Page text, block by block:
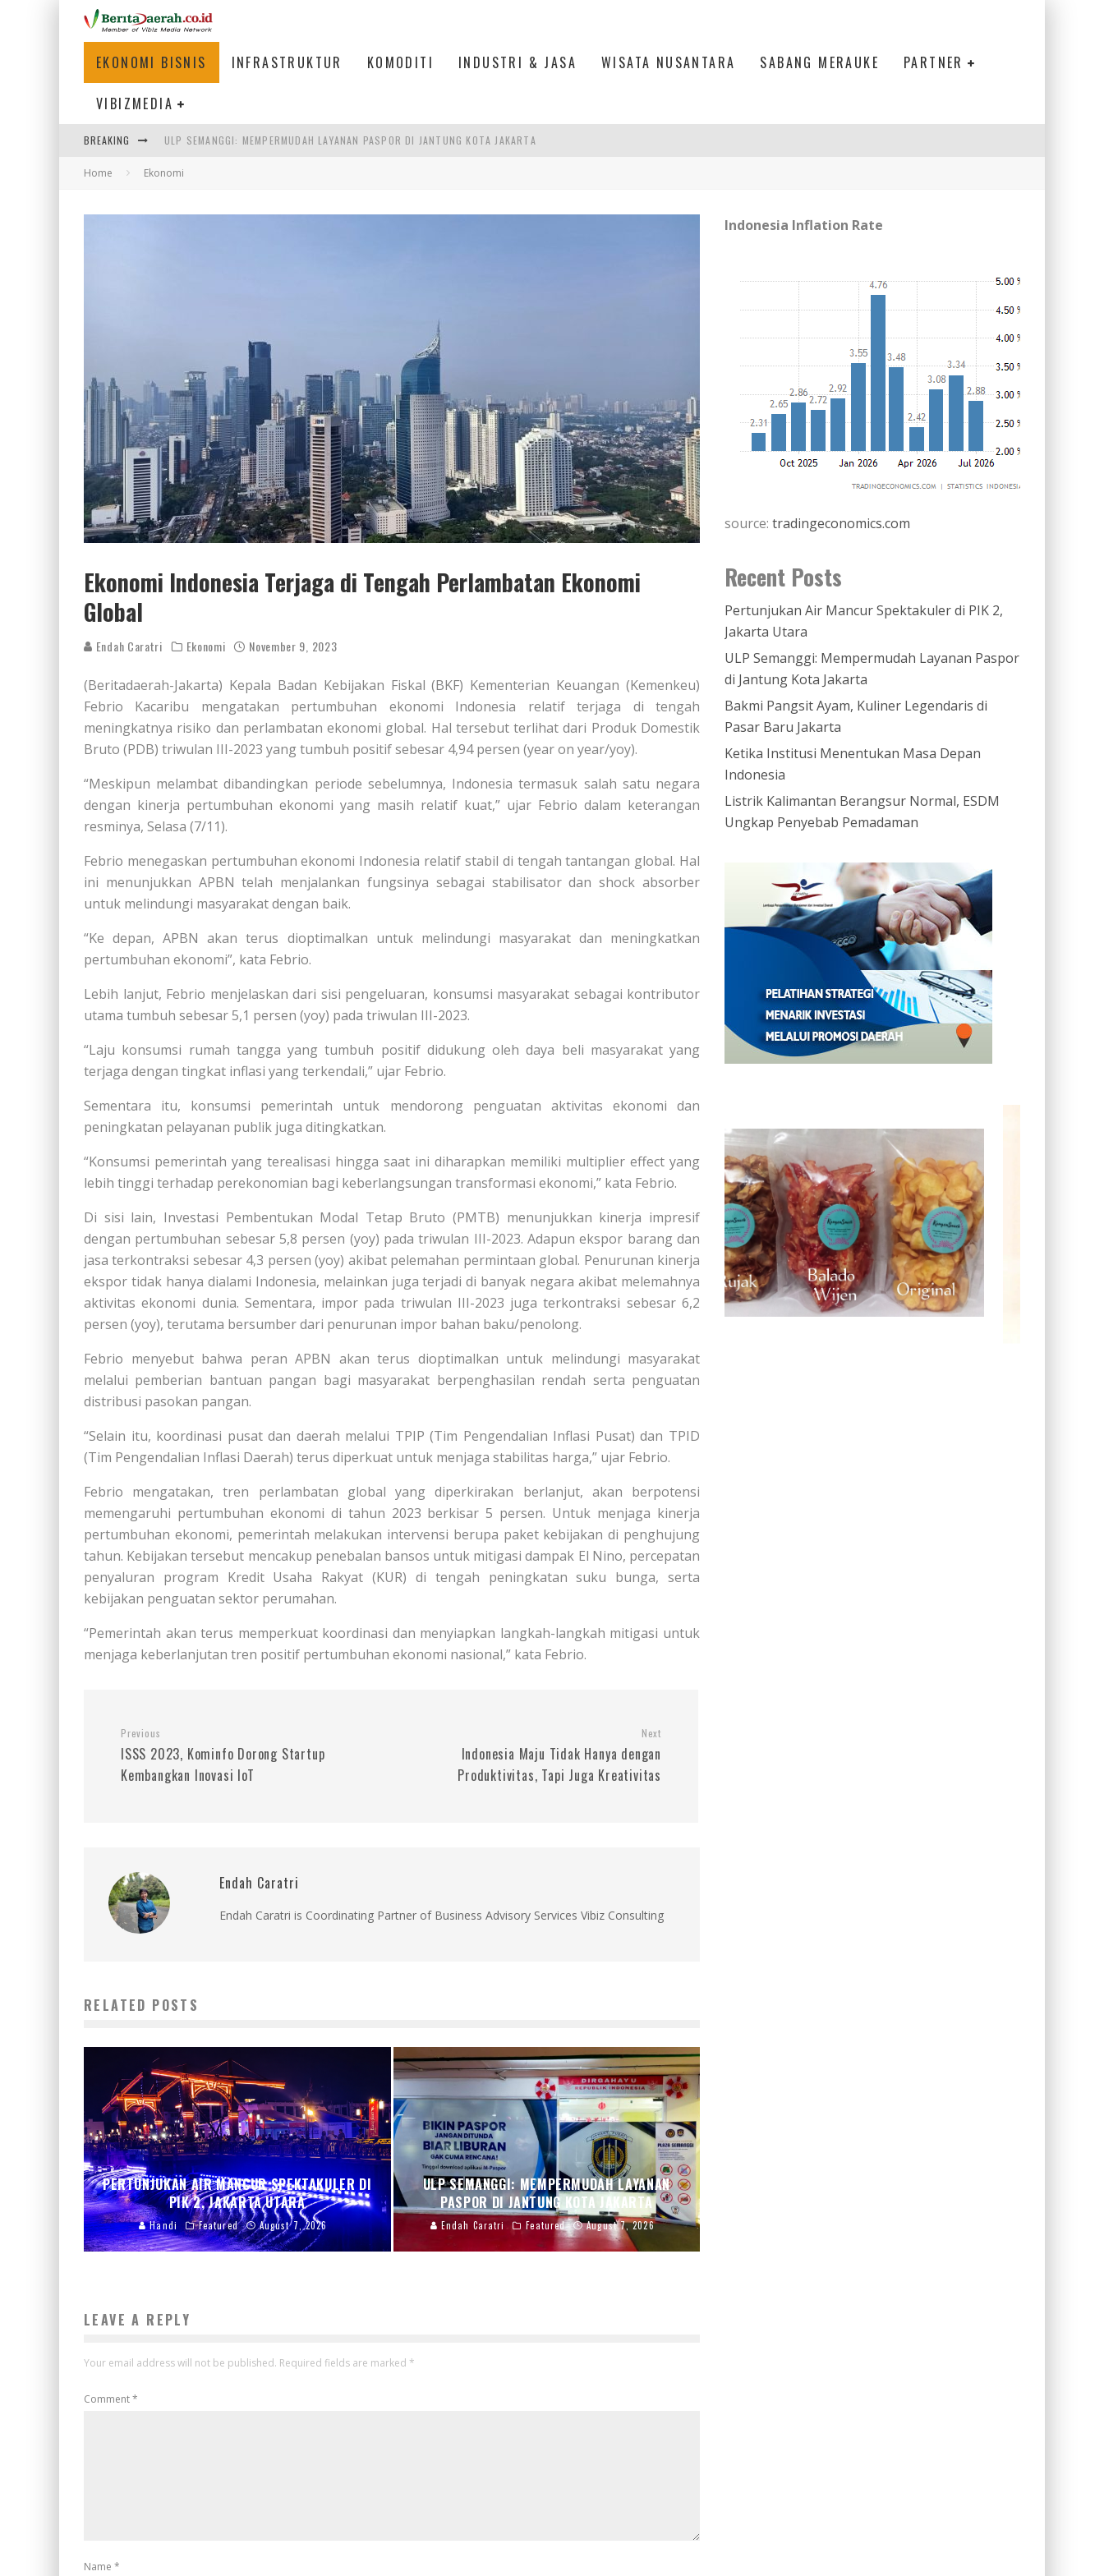
EKONOMI BISNIS INFRASTRUKTUR KOMODITI INDUSTRI & JASA WISATA NUSANTARA SABANG MERAUKE PARTNER
VIBIZMEDIA
BREAKING
ULP SEMANGGI: MEMPERMUDAH LAYANAN PASPOR DI JANTUNG KOTA JAKARTA
Home Ekonomi
Ekonomi Indonesia Terjaga di Tengah Perlambatan Ekonomi
Global
Endah Caratri Ekonomi November 9, 2023
(Beritadaerah-Jakarta) Kepala Badan Kebijakan Fiskal (BKF) Kementerian Keuangan (Kemenkeu)
Febrio Kacaribu mengatakan pertumbuhan ekonomi Indonesia relatif terjaga di tengah
meningkatnya risiko dan perlambatan ekonomi global. Hal tersebut terlihat dari Produk Domestik
Bruto (PDB) triwulan III-2023 yang tumbuh positif sebesar 4,94 persen (year on year/yoy).
“Meskipun melambat dibandingkan periode sebelumnya, Indonesia termasuk salah satu negara
dengan kinerja pertumbuhan ekonomi yang masih relatif kuat,” ujar Febrio dalam keterangan
resminya, Selasa (7/11).
Febrio menegaskan pertumbuhan ekonomi Indonesia relatif stabil di tengah tantangan global. Hal
ini menunjukkan APBN telah menjalankan fungsinya sebagai stabilisator dan shock absorber
untuk melindungi masyarakat dengan baik.
“Ke depan, APBN akan terus dioptimalkan untuk melindungi masyarakat dan meningkatkan
pertumbuhan ekonomi”, kata Febrio.
Lebih lanjut, Febrio menjelaskan dari sisi pengeluaran, konsumsi masyarakat sebagai kontributor
utama tumbuh sebesar 5,1 persen (yoy) pada triwulan III-2023.
“Laju konsumsi rumah tangga yang tumbuh positif didukung oleh daya beli masyarakat yang
terjaga dengan tingkat inflasi yang terkendali,” ujar Febrio.
Sementara itu, konsumsi pemerintah untuk mendorong penguatan aktivitas ekonomi dan
peningkatan pelayanan publik juga ditingkatkan.
“Konsumsi pemerintah yang terealisasi hingga saat ini diharapkan memiliki multiplier effect yang
lebih tinggi terhadap perekonomian bagi keberlangsungan transformasi ekonomi,” kata Febrio.
Di sisi lain, Investasi Pembentukan Modal Tetap Bruto (PMTB) menunjukkan kinerja impresif
dengan pertumbuhan sebesar 5,8 persen (yoy) pada triwulan III-2023. Adapun ekspor barang dan
jasa terkontraksi sebesar 4,3 persen (yoy) akibat pelemahan permintaan global. Penurunan kinerja
ekspor tidak hanya dialami Indonesia, melainkan juga terjadi di banyak negara akibat melemahnya
aktivitas ekonomi dunia. Sementara, impor pada triwulan III-2023 juga terkontraksi sebesar 6,2
persen (yoy), terutama bersumber dari penurunan impor bahan baku/penolong.
Febrio menyebut bahwa peran APBN akan terus dioptimalkan untuk melindungi masyarakat
melalui pemberian bantuan pangan bagi masyarakat berpenghasilan rendah serta penguatan
distribusi pasokan pangan.
“Selain itu, koordinasi pusat dan daerah melalui TPIP (Tim Pengendalian Inflasi Pusat) dan TPID
(Tim Pengendalian Inflasi Daerah) terus diperkuat untuk menjaga stabilitas harga,” ujar Febrio.
Febrio mengatakan, tren perlambatan global yang diperkirakan berlanjut, akan berpotensi
memengaruhi pertumbuhan ekonomi di tahun 2023 berkisar 5 persen. Untuk menjaga kinerja
pertumbuhan ekonomi, pemerintah melakukan intervensi berupa paket kebijakan di penghujung
tahun. Kebijakan tersebut mencakup penebalan bansos untuk mitigasi dampak El Nino, percepatan
penyaluran program Kredit Usaha Rakyat (KUR) di tengah peningkatan suku bunga, serta
kebijakan penguatan sektor perumahan.
“Pemerintah akan terus memperkuat koordinasi dan menyiapkan langkah-langkah mitigasi untuk
menjaga keberlanjutan tren positif pertumbuhan ekonomi nasional,” kata Febrio.
Previous
ISSS 2023, Kominfo Dorong Startup
Kembangkan Inovasi IoT
Next
Indonesia Maju Tidak Hanya dengan
Produktivitas, Tapi Juga Kreativitas
Endah Caratri
Endah Caratri is Coordinating Partner of Business Advisory Services Vibiz Consulting
RELATED POSTS
PERTUNJUKAN AIR MANCUR SPEKTAKULER DI
PIK 2, JAKARTA UTARA
Handi Featured August 7, 2026
ULP SEMANGGI: MEMPERMUDAH LAYANAN
PASPOR DI JANTUNG KOTA JAKARTA
Endah Caratri Featured August 7, 2026
LEAVE A REPLY
Your email address will not be published. Required fields are marked *
Comment*
Name *
Indonesia Inflation Rate
source: tradingeconomics.com
Recent Posts
Pertunjukan Air Mancur Spektakuler di PIK 2,
Jakarta Utara
ULP Semanggi: Mempermudah Layanan Paspor
di Jantung Kota Jakarta
Bakmi Pangsit Ayam, Kuliner Legendaris di
Pasar Baru Jakarta
Ketika Institusi Menentukan Masa Depan
Indonesia
Listrik Kalimantan Berangsur Normal, ESDM
Ungkap Penyebab Pemadaman